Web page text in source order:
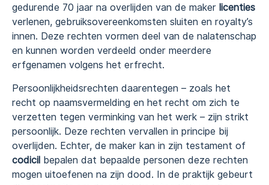
gedurende 70 jaar na overlijden van de maker licenties
verlenen, gebruiksovereenkomsten sluiten en royalty’s
innen. Deze rechten vormen deel van de nalatenschap
en kunnen worden verdeeld onder meerdere
erfgenamen volgens het erfrecht.
Persoonlijkheidsrechten daarentegen – zoals het
recht op naamsvermelding en het recht om zich te
verzetten tegen verminking van het werk – zijn strikt
persoonlijk. Deze rechten vervallen in principe bij
overlijden. Echter, de maker kan in zijn testament of
codicil bepalen dat bepaalde personen deze rechten
mogen uitoefenen na zijn dood. In de praktijk gebeurt